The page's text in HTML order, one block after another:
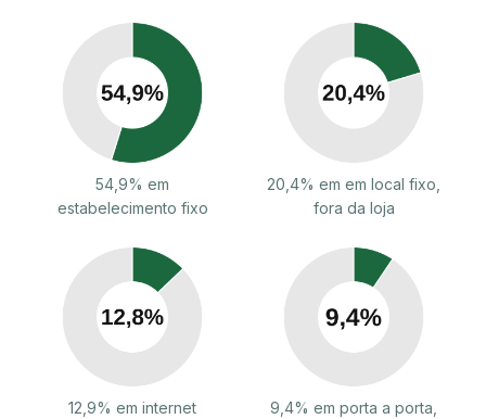
54,9% em
estabelecimento fixo
20,4% em em local fixo,
fora da loja
12,9% em internet
9,4% em porta a porta,